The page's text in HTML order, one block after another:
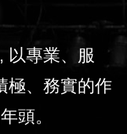
以專業、服
極、務實的作
頭。